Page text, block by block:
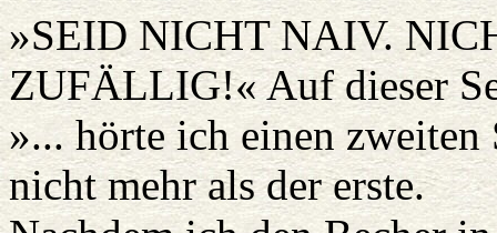
»SEID NICHT NAIV.
ZUFÄLLIG!« Auf dieser
»... hörte ich einen
nicht mehr als der erste.